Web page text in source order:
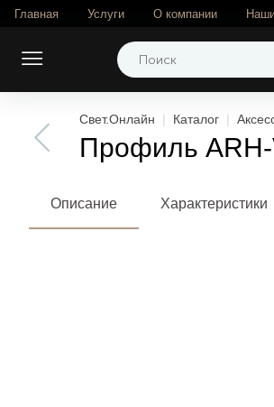
Главная Услуги О компании
Свет.Онлайн Каталог
Профиль
Описание Характеристики